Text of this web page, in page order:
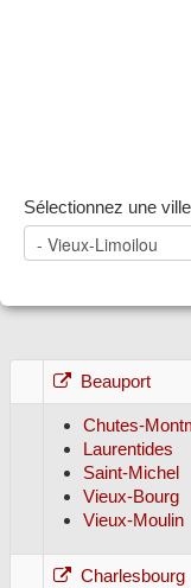
Sélectionnez une
Beauport
Chutes-
Laurentides
Saint-Michel
Vieux-Bourg
Vieux-Moulin
Charlesbourg